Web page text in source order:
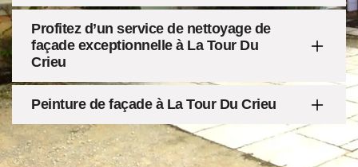
Profitez d’un service de nettoyage de
façade exceptionnelle à La Tour Du
Crieu
Peinture de façade à La Tour Du Crieu